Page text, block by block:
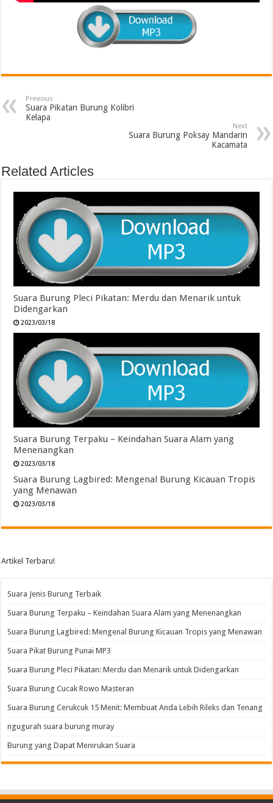
Previous
Suara Pikatan Burung Kolibri
Kelapa
Next
Suara Burung Poksay Mandarin
Kacamata
Related Articles
Suara Burung Pleci Pikatan: Merdu dan Menarik untuk
Didengarkan
2023/03/18
Suara Burung Terpaku – Keindahan Suara Alam yang
Menenangkan
2023/03/18
Suara Burung Lagbired: Mengenal Burung Kicauan Tropis
yang Menawan
2023/03/18
Artikel Terbaru!
Suara Jenis Burung Terbaik
Suara Burung Terpaku – Keindahan Suara Alam yang Menenangkan
Suara Burung Lagbired: Mengenal Burung Kicauan Tropis yang Menawan
Suara Pikat Burung Punai MP3
Suara Burung Pleci Pikatan: Merdu dan Menarik untuk Didengarkan
Suara Burung Cucak Rowo Masteran
Suara Burung Cerukcuk 15 Menit: Membuat Anda Lebih Rileks dan Tenang
ngugurah suara burung muray
Burung yang Dapat Menirukan Suara